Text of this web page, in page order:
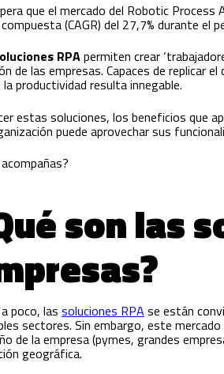
que el mercado del Robotic
(CAGR) del 27,7% durante
RPApermiten crear
de las empresas. Capaces de replicar
productividad resulta innegable.
estas soluciones, los beneficios que
puede aprovechar sus
son las
poco, las soluciones RPA se están
sectores. Sin embargo, este
de la empresa (pymes, grandes
geográfica.